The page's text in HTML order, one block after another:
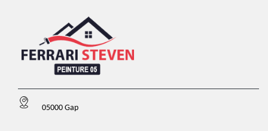
05000 Gap